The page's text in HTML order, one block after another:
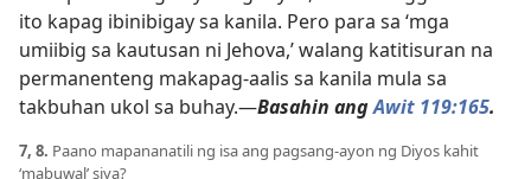
ito kapag ibinibigay sa kanila. Pero para sa ‘mga
umiibig sa kautusan ni Jehova,’ walang katitisuran na
permanenteng makapag-aalis sa kanila mula sa
takbuhan ukol sa buhay.—Basahin angAwit 119:165.
7, 8. Paano mapananatili ng isa ang pagsang-ayon ng Diyos kahit
‘mabuwal’ siya?